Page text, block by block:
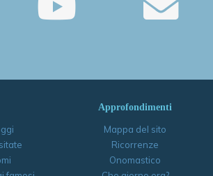
Approfondimenti
Mappa del sito
Ricorrenze
Onomastico